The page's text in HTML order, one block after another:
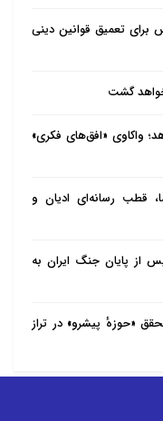
ناپذیری است و رد
از زمان اهل بیت
تعمیق قوانین دینی
گشت
واکاوی «افق‌های فکری»
قطب رسانه‌ای ادیان و
از پایان جنگ ایران به
«حوزهٔ پیشرو» در تراز